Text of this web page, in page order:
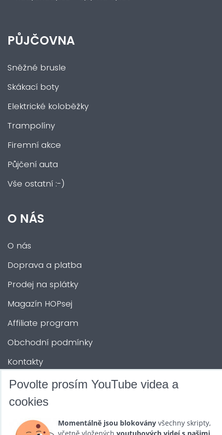
PŮJČOVNA
Sněžné brusle
Skákací boty
Elektrické koloběžky
Trampolíny
Firemní akce
Půjčení auta
Vše ostatní :-)
O NÁS
O nás
Doprava a platba
Prodej na splátky
Magazín HOPsej
Affiliate program
Obchodní podmínky
Kontakty
DALŠÍ SLUŽBY
Zábava na Vaši akci
Povolte prosím YouTube videa a
cookies
Momentálně jsou blokovány všechny skripty,